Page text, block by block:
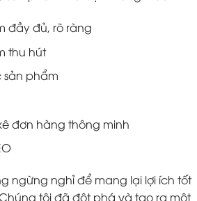
đầy đủ, rõ ràng
thu hút
phẩm
đơn hàng thông minh
ngừng nghỉ để mang lại lợi ích tốt
tôi đã đột phá và tạo ra một